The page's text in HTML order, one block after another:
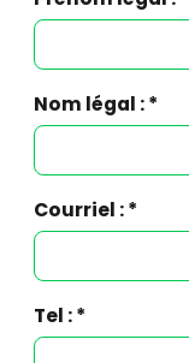
Nom légal : *
Courriel : *
Tel : *